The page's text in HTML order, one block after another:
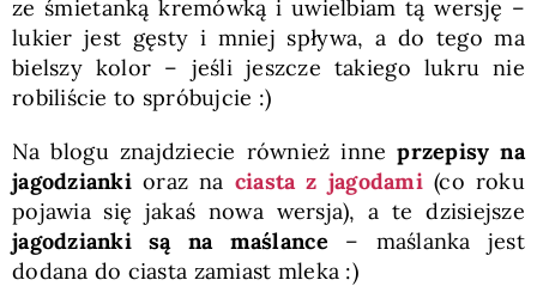
ze śmietanką kremówką i uwielbiam tą wersję –
lukier jest gęsty i mniej spływa, a do tego ma
bielszy kolor – jeśli jeszcze takiego lukru nie
robiliście to spróbujcie :)
Na blogu znajdziecie również inneprzepisy na
jagodziankioraz na ciasta z jagodami(co roku
pojawia się jakaś nowa wersja), a te dzisiejsze
jagodzianki są na maślance – maślanka jest
dodana do ciasta zamiast mleka :)